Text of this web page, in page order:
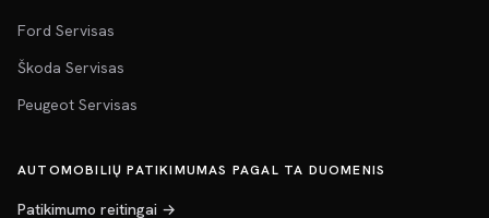
Ford Servisas
Škoda Servisas
Peugeot Servisas
AUTOMOBILIŲ PATIKIMUMAS PAGAL TA DUOMENIS
Patikimumo reitingai →